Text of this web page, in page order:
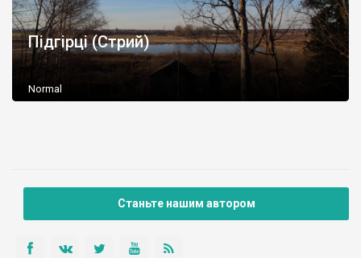
Підгірці (Стрий)
Normal
Станьте нашим автором